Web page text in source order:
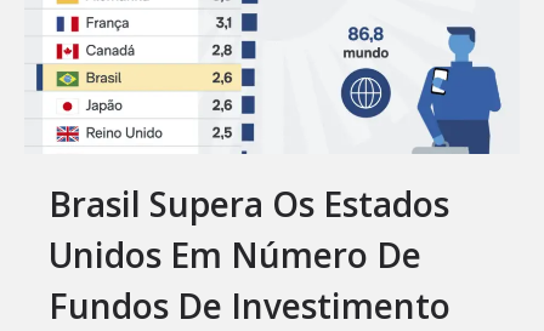
Brasil Supera Os Estados
Unidos Em Número De
Fundos De Investimento